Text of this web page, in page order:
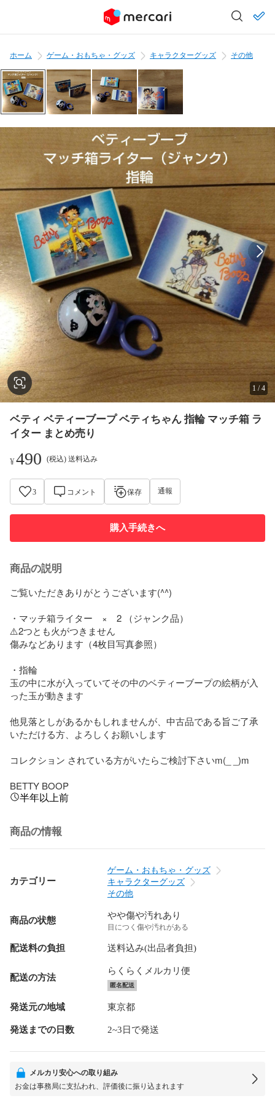
ホーム ゲーム・おもちゃ・グッズ キャラクターグッズ その他
1 /4
ベティ ベティーブープ ベティちゃん 指輪 マッチ箱 ラ
イター まとめ売り
¥490 (税込) 送料込み
3 コメント 保存 通報
購入手続きへ
商品の説明
ご覧いただきありがとうございます(^^)
・マッチ箱ライター　×　2 （ジャンク品）
⚠️2つとも火がつきません
傷みなどあります（4枚目写真参照）
・指輪
玉の中に水が入っていてその中のベティーブープの絵柄が入
った玉が動きます
他見落としがあるかもしれませんが、中古品である旨ご了承
いただける方、よろしくお願いします
コレクション されている方がいたらご検討下さいm(_ _)m
BETTY BOOP
半年以上前
商品の情報
カテゴリー
ゲーム・おもちゃ・グッズ
キャラクターグッズ
その他
商品の状態 やや傷や汚れあり
目につく傷や汚れがある
配送料の負担 送料込み(出品者負担)
配送の方法
らくらくメルカリ便
匿名配送
発送元の地域 東京都
発送までの日数 2~3日で発送
メルカリ安心への取り組み
お金は事務局に支払われ、評価後に振り込まれます